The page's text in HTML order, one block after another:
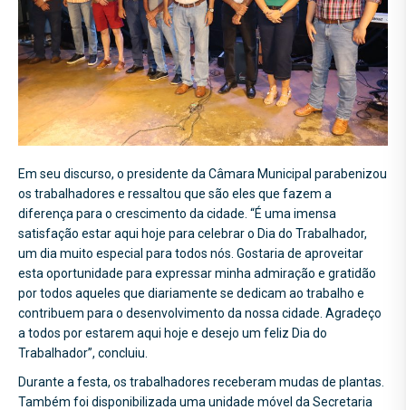
Em seu discurso, o presidente da Câmara Municipal parabenizou
os trabalhadores e ressaltou que são eles que fazem a
diferença para o crescimento da cidade. “É uma imensa
satisfação estar aqui hoje para celebrar o Dia do Trabalhador,
um dia muito especial para todos nós. Gostaria de aproveitar
esta oportunidade para expressar minha admiração e gratidão
por todos aqueles que diariamente se dedicam ao trabalho e
contribuem para o desenvolvimento da nossa cidade. Agradeço
a todos por estarem aqui hoje e desejo um feliz Dia do
Trabalhador”, concluiu.
Durante a festa, os trabalhadores receberam mudas de plantas.
Também foi disponibilizada uma unidade móvel da Secretaria